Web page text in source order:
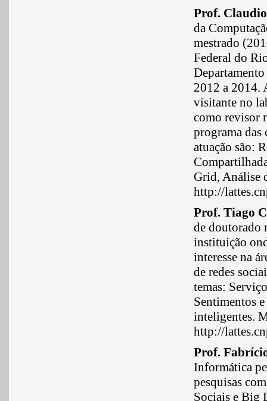
Prof.
da
mestrado
Federal do
2012 a 2014.
visitante no
como revisor
programa das
atuação são:
Grid, Análise
http://
Prof. Tiago
de doutorado
instituição
interesse na
de redes
temas:
Sentimentos
inteligentes.
http://
Prof.
Informática
pesquisas
Sociais e Big